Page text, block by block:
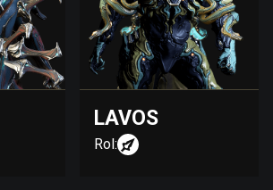
LAVOS
Rol: